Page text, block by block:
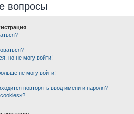
вопросы
но не могу войти!
не могу войти!
повторять ввод имени и пароля?